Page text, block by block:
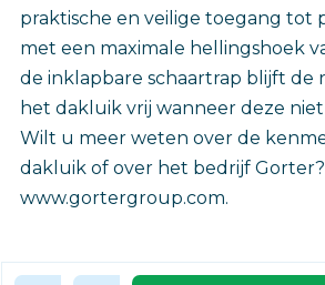
praktische en veilige toegang tot
met een maximale hellingshoek
de inklapbare schaartrap blijft de
het dakluik vrij wanneer deze
Wilt u meer weten over de
dakluik of over het bedrijf Gorter?
www.gortergroup.com.